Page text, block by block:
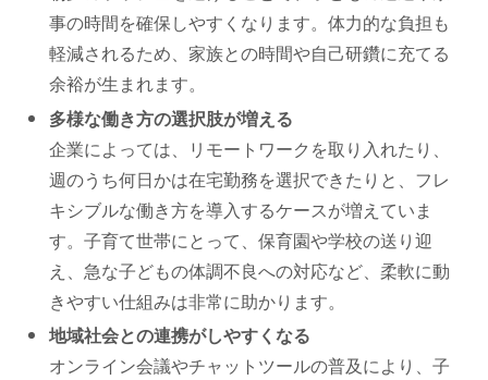
事の時間を確保しやすくなります。体力的な負担も
軽減されるため、家族との時間や自己研鑽に充てる
余裕が生まれます。
多様な働き方の選択肢が増える
企業によっては、リモートワークを取り入れたり、
週のうち何日かは在宅勤務を選択できたりと、フレ
キシブルな働き方を導入するケースが増えていま
す。子育て世帯にとって、保育園や学校の送り迎
え、急な子どもの体調不良への対応など、柔軟に動
きやすい仕組みは非常に助かります。
地域社会との連携がしやすくなる
オンライン会議やチャットツールの普及により、子